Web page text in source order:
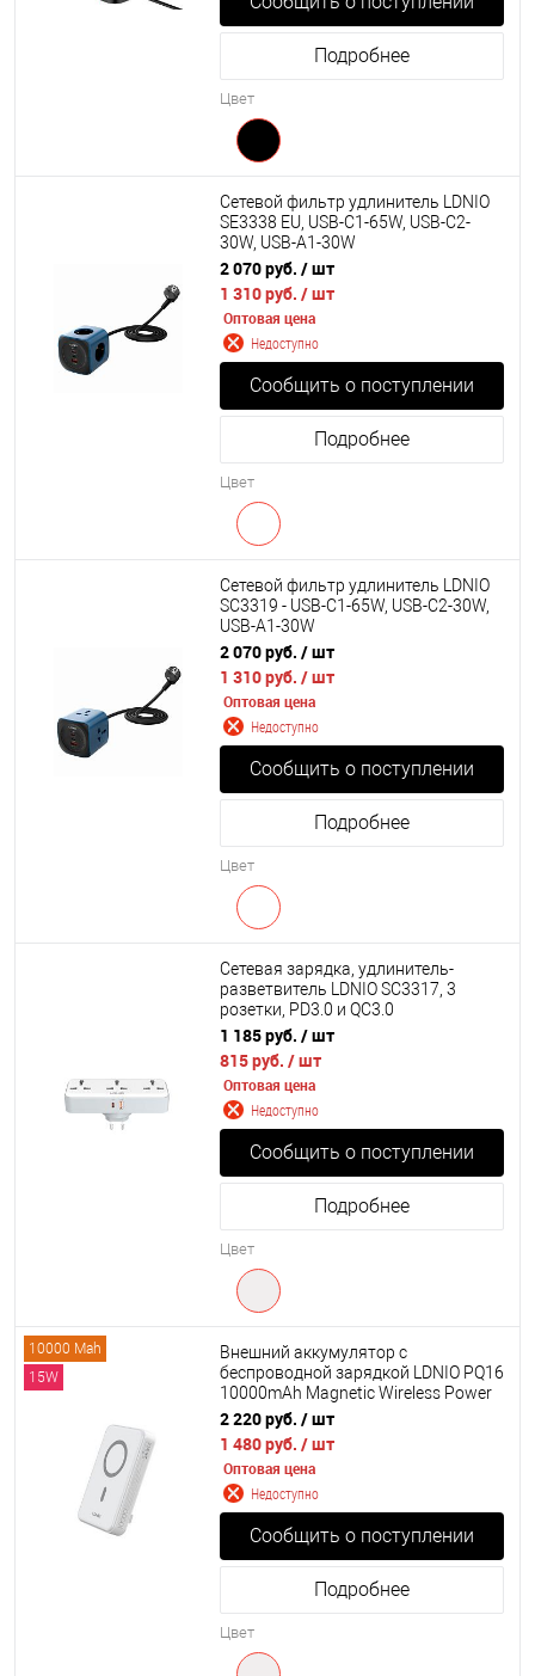
Подробнее
Цвет
Сетевой фильтр удлинитель LDNIO
SE3338 EU, USB-C1-65W, USB-C2-
30W, USB-A1-30W
2 070 руб. / шт
1 310 руб. / шт
Оптовая цена
Недоступно
Сообщить о поступлении
Подробнее
Цвет
Сетевой фильтр удлинитель LDNIO
SC3319 - USB-C1-65W, USB-C2-30W,
USB-A1-30W
2 070 руб. / шт
1 310 руб. / шт
Оптовая цена
Недоступно
Сообщить о поступлении
Подробнее
Цвет
Cетевая зарядка, удлинитель-
разветвитель LDNIO SC3317, 3
розетки, PD3.0 и QC3.0
1 185 руб. / шт
815 руб. / шт
Оптовая цена
Недоступно
Сообщить о поступлении
Подробнее
Цвет
10000 Mah
15W
Внешний аккумулятор с
беспроводной зарядкой LDNIO PQ16
10000mAh Magnetic Wireless Power
Bank
2 220 руб. / шт
1 480 руб. / шт
Оптовая цена
Недоступно
Сообщить о поступлении
Подробнее
Цвет